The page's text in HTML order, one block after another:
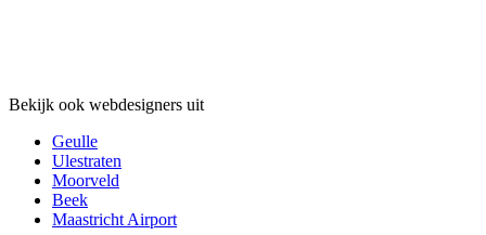
Bekijk ook webdesigners uit
Geulle
Ulestraten
Moorveld
Beek
Maastricht Airport